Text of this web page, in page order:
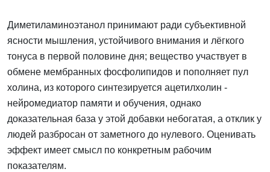
Диметиламиноэтанол принимают ради субъективной
ясности мышления, устойчивого внимания и лёгкого
тонуса в первой половине дня; вещество участвует в
обмене мембранных фосфолипидов и пополняет пул
холина, из которого синтезируется ацетилхолин -
нейромедиатор памяти и обучения, однако
доказательная база у этой добавки небогатая, а отклик у
людей разбросан от заметного до нулевого. Оценивать
эффект имеет смысл по конкретным рабочим
показателям.